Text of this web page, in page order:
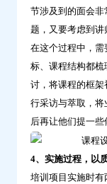
节涉及到的面会
题，又要考虑到讲
在这个过程中，需
标、课程结构都
讨，将课程的框
行采访与萃取，
后再让他们提一些
4、实施过程，以
培训项目实施时